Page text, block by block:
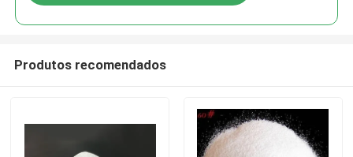
Produtos recomendados